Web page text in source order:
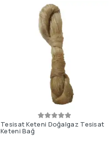
Tesisat Keteni Doğalgaz Tesisat
Keteni Bağ